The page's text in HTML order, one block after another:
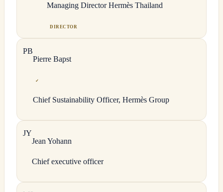
Managing Director Hermès Thailand
DIRECTOR
PB
Pierre Bapst
✓
Chief Sustainability Officer, Hermès Group
JY
Jean Yohann
Chief executive officer